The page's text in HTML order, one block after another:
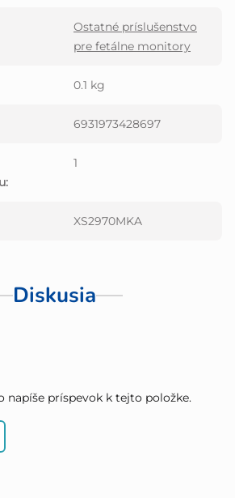
Ostatné príslušenstvo
pre fetálne monitory
0.1 kg
6931973428697
:
1
XS2970MKA
Diskusia
napíše príspevok k tejto položke.